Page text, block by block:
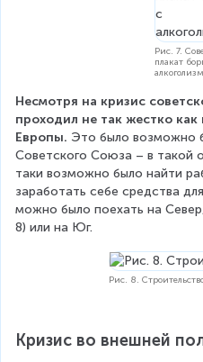
Рис. 7.
плакат
Несмотря на кризис
проходил не так жестко как
Европы. Это было возможно
Советского Союза – в такой
таки возможно было найти
заработать себе средства
можно было поехать на
8) или на Юг.
Рис. 8.
Кризис во внешней